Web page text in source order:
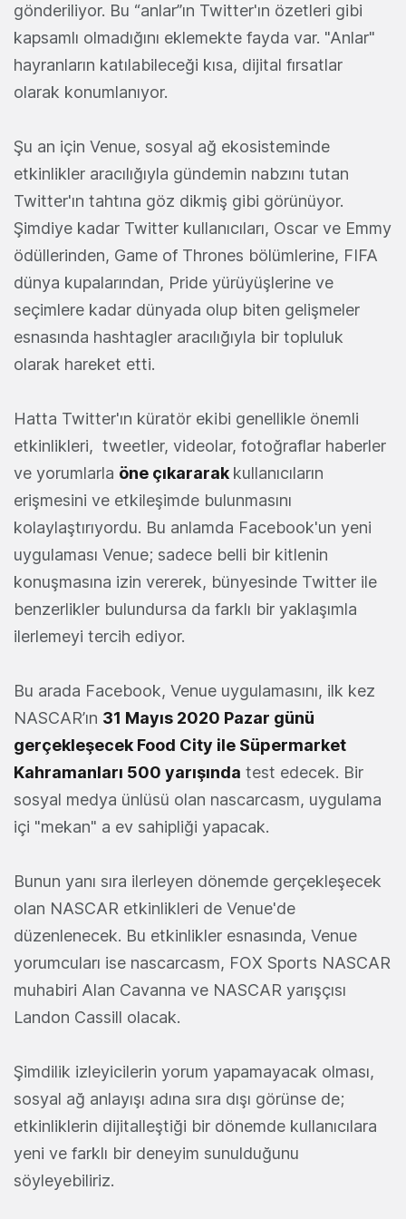
gönderiliyor. Bu “anlar”ın Twitter'ın özetleri gibi
kapsamlı olmadığını eklemekte fayda var. "Anlar"
hayranların katılabileceği kısa, dijital fırsatlar
olarak konumlanıyor.
Şu an için Venue, sosyal ağ ekosisteminde
etkinlikler aracılığıyla gündemin nabzını tutan
Twitter'ın tahtına göz dikmiş gibi görünüyor.
Şimdiye kadar Twitter kullanıcıları, Oscar ve Emmy
ödüllerinden, Game of Thrones bölümlerine, FIFA
dünya kupalarından, Pride yürüyüşlerine ve
seçimlere kadar dünyada olup biten gelişmeler
esnasında hashtagler aracılığıyla bir topluluk
olarak hareket etti.
Hatta Twitter'ın küratör ekibi genellikle önemli
etkinlikleri, tweetler, videolar, fotoğraflar haberler
ve yorumlarla öne çıkararak kullanıcıların
erişmesini ve etkileşimde bulunmasını
kolaylaştırıyordu. Bu anlamda Facebook'un yeni
uygulaması Venue; sadece belli bir kitlenin
konuşmasına izin vererek, bünyesinde Twitter ile
benzerlikler bulundursa da farklı bir yaklaşımla
ilerlemeyi tercih ediyor.
Bu arada Facebook, Venue uygulamasını, ilk kez
NASCAR’ın 31 Mayıs 2020 Pazar günü
gerçekleşecek Food City ile Süpermarket
Kahramanları 500 yarışında test edecek. Bir
sosyal medya ünlüsü olan nascarcasm, uygulama
içi "mekan" a ev sahipliği yapacak.
Bunun yanı sıra ilerleyen dönemde gerçekleşecek
olan NASCAR etkinlikleri de Venue'de
düzenlenecek. Bu etkinlikler esnasında, Venue
yorumcuları ise nascarcasm, FOX Sports NASCAR
muhabiri Alan Cavanna ve NASCAR yarışçısı
Landon Cassill olacak.
Şimdilik izleyicilerin yorum yapamayacak olması,
sosyal ağ anlayışı adına sıra dışı görünse de;
etkinliklerin dijitalleştiği bir dönemde kullanıcılara
yeni ve farklı bir deneyim sunulduğunu
söyleyebiliriz.